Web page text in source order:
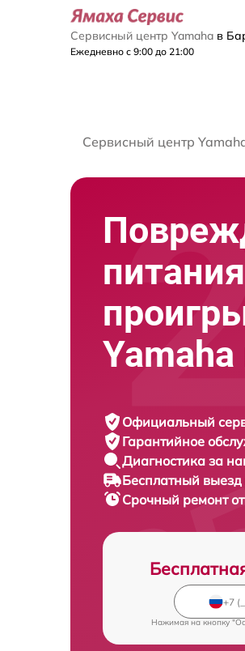
Сервисный центр Yamaha в
Ежедневно с 9:00 до 21:00
Сервисный центр
питания
Официальный
Гарантийное
Диагностика за
Бесплатный
Срочный ремонт
Нажимая на кнопку